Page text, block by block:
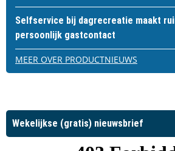
Selfservice bij dagrecreatie maakt
persoonlijk gastcontact
MEER OVER PRODUCTNIEUWS
Wekelijkse (gratis) nieuwsbrief